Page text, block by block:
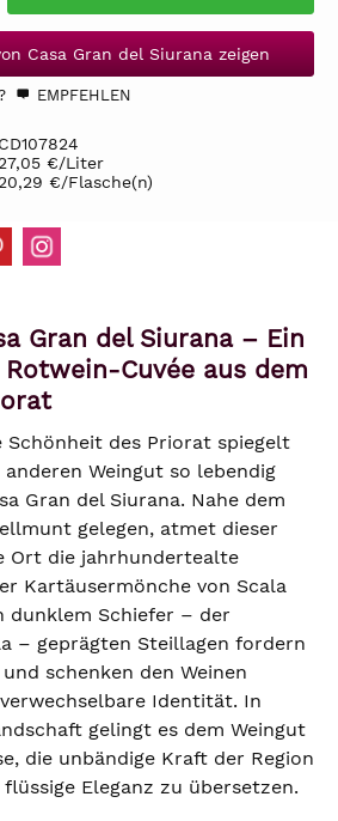
Casa Gran del Siurana zeigen
EMPFEHLEN
CD107824
€/Liter
€/Flasche(n)
Gran del Siurana – Ein
Cuvée aus dem
Schönheit des Priorat spiegelt
Weingut so lebendig
Gran del Siurana. Nahe dem
gelegen, atmet dieser
Ort die jahrhundertealte
Kartäusermönche von Scala
dunklem Schiefer – der
– geprägten Steillagen fordern
schenken den Weinen
Identität. In
gelingt es dem Weingut
die unbändige Kraft der Region
Eleganz zu übersetzen.